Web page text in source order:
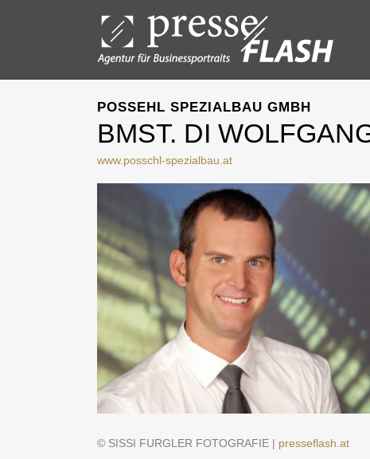
POSSEHL SPEZIALBAU GMBH
BMST. DI
www.posschl-spezialbau.at
© SISSI FURGLER FOTOGRAFIE | presseflash.at